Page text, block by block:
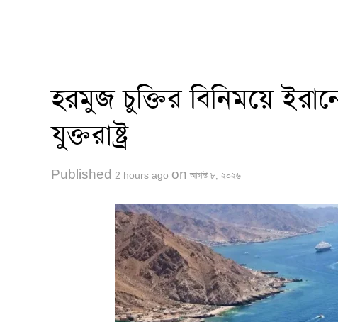
হরমুজ চুক্তির বিনিময়ে
যুক্তরাষ্ট্র
Published 2 hours ago on আগস্ট ৮, ২০২৬